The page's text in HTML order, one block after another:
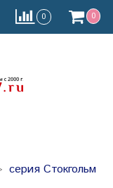
0 0
серия Стокгольм